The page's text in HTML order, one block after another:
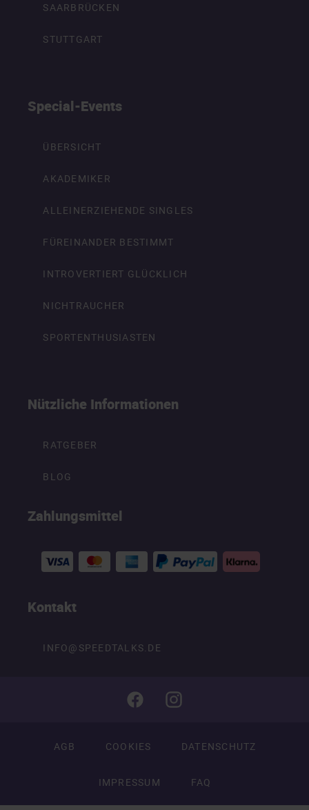
SAARBRÜCKEN
STUTTGART
Special-Events
ÜBERSICHT
AKADEMIKER
ALLEINERZIEHENDE SINGLES
FÜREINANDER BESTIMMT
INTROVERTIERT GLÜCKLICH
NICHTRAUCHER
SPORTENTHUSIASTEN
Nützliche Informationen
RATGEBER
BLOG
Zahlungsmittel
Kontakt
INFO@SPEEDTALKS.DE
AGB COOKIES DATENSCHUTZ
IMPRESSUM FAQ